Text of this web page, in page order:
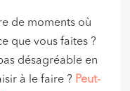
de moments où
que vous faites ?
désagréable en
à le faire ? Peut-